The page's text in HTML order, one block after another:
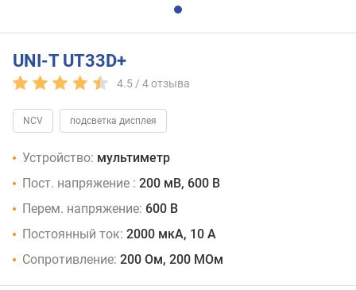
UNI-T UT33D+
4.5 /4 отзыва
NCV подсветка дисплея
Устройство: мультиметр
Пост. напряжение : 200 мВ, 600 В
Перем. напряжение: 600 В
Постоянный ток: 2000 мкА, 10 А
Сопротивление: 200 Ом, 200 МОм